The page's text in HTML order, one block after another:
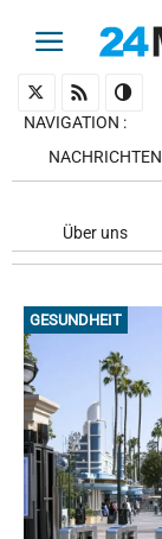
NAVIGATION :
NACHRICHTEN
Über uns
GESUNDHEIT